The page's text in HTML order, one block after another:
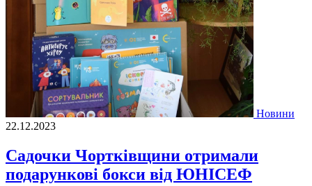
Новини
22.12.2023
Садочки Чортківщини отримали
подарункові бокси від ЮНІСЕФ